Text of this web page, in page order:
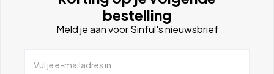
bestelling
Meld je aan voor Sinful's nieuwsbrief
Vul je e-mailadres in